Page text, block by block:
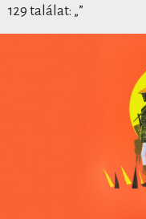
129 találat: „”